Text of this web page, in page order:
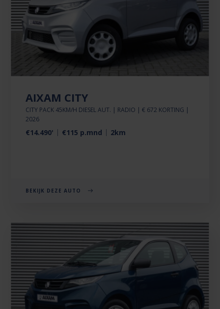
AIXAM CITY
CITY PACK 45KM/H DIESEL AUT. | RADIO | € 672 KORTING |
2026
€14.490' €115 p.mnd 2km
BEKIJK DEZE AUTO